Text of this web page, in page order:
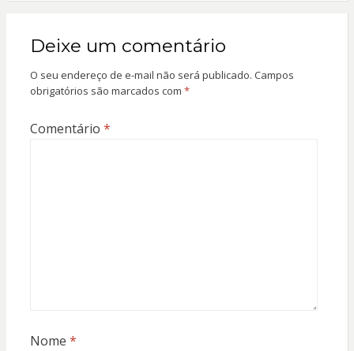
Deixe um comentário
O seu endereço de e-mail não será publicado. Campos
obrigatórios são marcados com *
Comentário *
Nome *